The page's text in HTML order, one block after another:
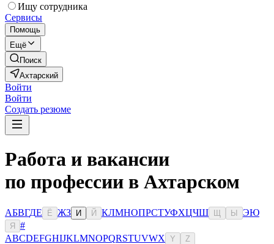
Ищу сотрудника
Сервисы
Помощь
Ещё
Поиск
Ахтарский
Войти
Войти
Создать резюме
Работа и вакансии
по профессии в Ахтарском
АБВГДЕ Ё ЖЗ И Й КЛМНОПРСТУФХЦЧШ Ы ЭЮ
Я
#
ABCDEFGHIJKLMNOPQRSTUVWX Y Z